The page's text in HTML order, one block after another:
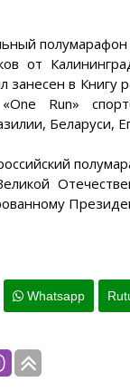
от
в Книгу
Run»
Беларуси,
Whatsapp